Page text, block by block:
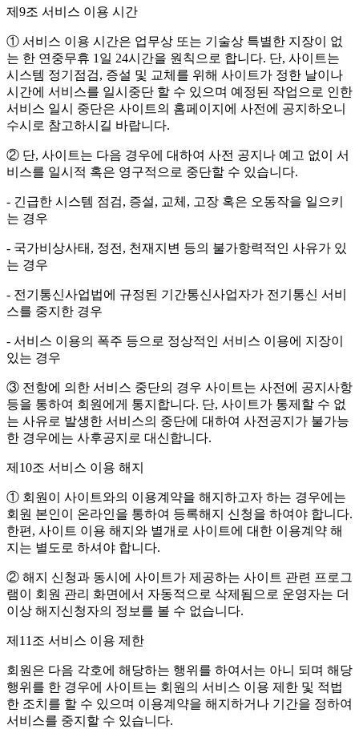
제9조 서비스 이용 시간
① 서비스 이용 시간은 업무상 또는 기술상 특별한 지장이 없
는 한 연중무휴 1일 24시간을 원칙으로 합니다. 단, 사이트는
시스템 정기점검, 증설 및 교체를 위해 사이트가 정한 날이나
시간에 서비스를 일시중단 할 수 있으며 예정된 작업으로 인한
서비스 일시 중단은 사이트의 홈페이지에 사전에 공지하오니
수시로 참고하시길 바랍니다.
② 단, 사이트는 다음 경우에 대하여 사전 공지나 예고 없이 서
비스를 일시적 혹은 영구적으로 중단할 수 있습니다.
- 긴급한 시스템 점검, 증설, 교체, 고장 혹은 오동작을 일으키
는 경우
- 국가비상사태, 정전, 천재지변 등의 불가항력적인 사유가 있
는 경우
- 전기통신사업법에 규정된 기간통신사업자가 전기통신 서비
스를 중지한 경우
- 서비스 이용의 폭주 등으로 정상적인 서비스 이용에 지장이
있는 경우
③ 전항에 의한 서비스 중단의 경우 사이트는 사전에 공지사항
등을 통하여 회원에게 통지합니다. 단, 사이트가 통제할 수 없
는 사유로 발생한 서비스의 중단에 대하여 사전공지가 불가능
한 경우에는 사후공지로 대신합니다.
제10조 서비스 이용 해지
① 회원이 사이트와의 이용계약을 해지하고자 하는 경우에는
회원 본인이 온라인을 통하여 등록해지 신청을 하여야 합니다.
한편, 사이트 이용 해지와 별개로 사이트에 대한 이용계약 해
지는 별도로 하셔야 합니다.
② 해지 신청과 동시에 사이트가 제공하는 사이트 관련 프로그
램이 회원 관리 화면에서 자동적으로 삭제됨으로 운영자는 더
이상 해지신청자의 정보를 볼 수 없습니다.
제11조 서비스 이용 제한
회원은 다음 각호에 해당하는 행위를 하여서는 아니 되며 해당
행위를 한 경우에 사이트는 회원의 서비스 이용 제한 및 적법
한 조치를 할 수 있으며 이용계약을 해지하거나 기간을 정하여
서비스를 중지할 수 있습니다.